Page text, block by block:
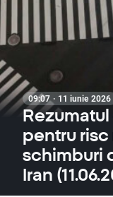
09:07 · 11 iunie 2026
pentru
schimburi
Iran